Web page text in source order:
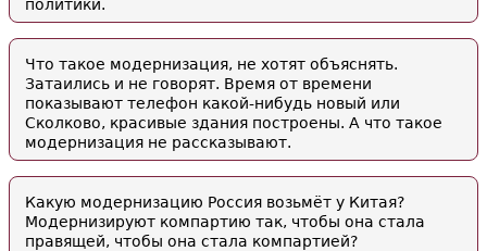
политики.
Что такое модернизация, не хотят объяснять.
Затаились и не говорят. Время от времени
показывают телефон какой-нибудь новый или
Сколково, красивые здания построены. А что такое
модернизация не рассказывают.
Какую модернизацию Россия возьмёт у Китая?
Модернизируют компартию так, чтобы она стала
правящей, чтобы она стала компартией?